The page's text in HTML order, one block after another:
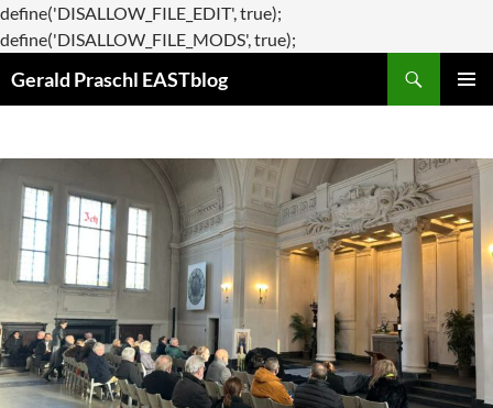
define('DISALLOW_FILE_EDIT', true);
define('DISALLOW_FILE_MODS', true);
Gerald Praschl EASTblog